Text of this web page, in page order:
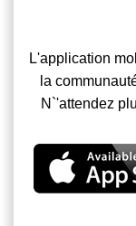
L'application
la
N`'attendez